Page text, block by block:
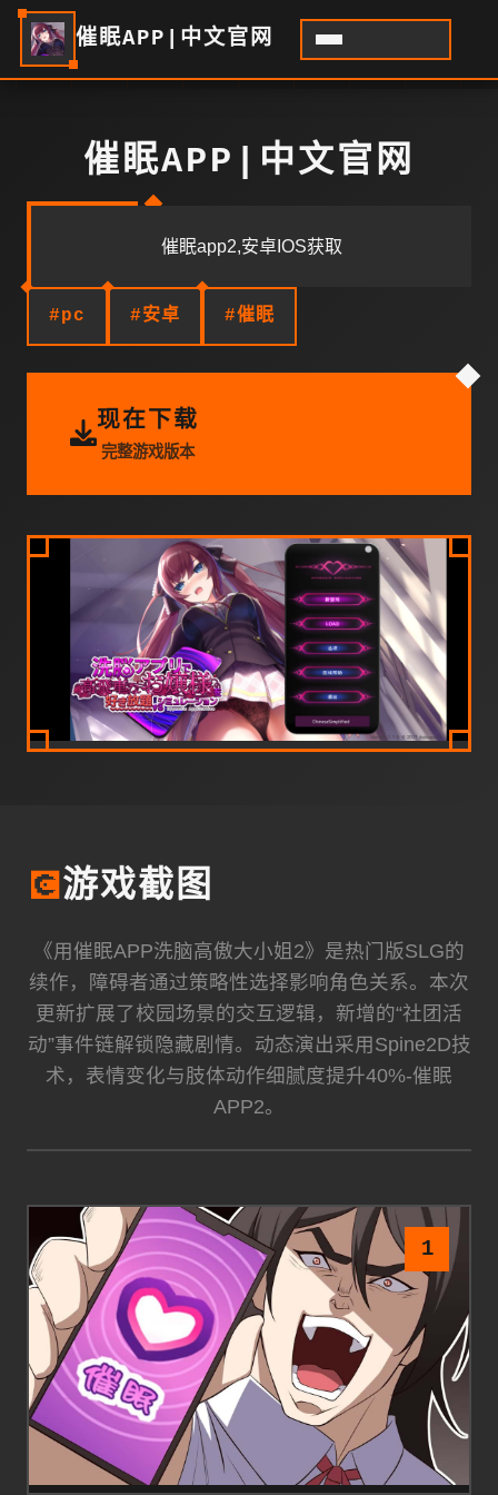
催眠APP|中文官网
催眠APP|中文官网
催眠app2,安卓IOS获取
#pc #安卓 #催眠
现在下载
完整游戏版本
💽游戏截图
《用催眠APP洗脑高傲大小姐2》是热门版SLG的
续作，障碍者通过策略性选择影响角色关系。本次
更新扩展了校园场景的交互逻辑，新增的“社团活
动”事件链解锁隐藏剧情。动态演出采用Spine2D技
术，表情变化与肢体动作细腻度提升40%-催眠
APP2。
1